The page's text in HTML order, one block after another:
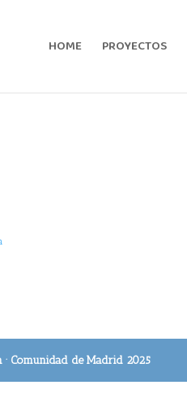
HOME PROYECTOS
Comunidad de Madrid 2025